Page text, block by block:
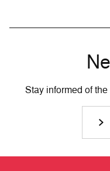
Stay informed of